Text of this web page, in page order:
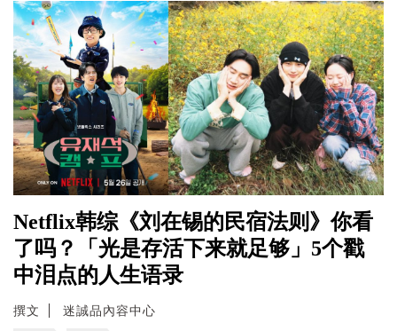
Netflix韩综《刘在锡的民宿法则》你看
了吗？「光是存活下来就足够」5个戳
中泪点的人生语录
撰文 迷誠品內容中心